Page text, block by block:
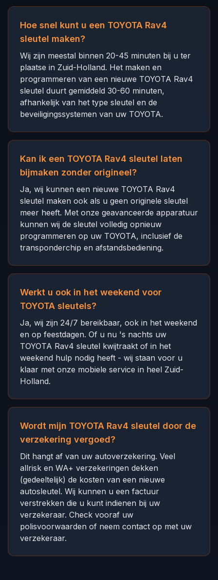
Hoe snel kunt u een TOYOTA Rav4
sleutel maken?
Wij zijn meestal binnen 20-45 minuten bij u ter
plaatse in Zuid-Holland. Het maken en
programmeren van een nieuwe TOYOTA Rav4
sleutel duurt gemiddeld 30-60 minuten,
afhankelijk van het type sleutel en de
beveiligingssystemen van uw TOYOTA.
Kan ik een TOYOTA Rav4 sleutel laten
bijmaken zonder origineel?
Ja, wij kunnen een nieuwe TOYOTA Rav4
sleutel maken ook als u geen originele sleutel
meer heeft. Met onze geavanceerde apparatuur
kunnen wij de sleutel volledig opnieuw
programmeren op uw TOYOTA, inclusief de
transponderchip en afstandsbediening.
Werkt u ook in het weekend voor
TOYOTA sleutels?
Ja, wij zijn 24/7 bereikbaar, ook in het weekend
en op feestdagen. Of u nu 's nachts uw
TOYOTA Rav4 sleutel kwijtraakt of in het
weekend hulp nodig heeft - wij staan voor u
klaar met onze mobiele service in heel Zuid-
Holland.
Wordt mijn TOYOTA Rav4 sleutel door de
verzekering vergoed?
Dit hangt af van uw autoverzekering. Veel
allrisk en WA+ verzekeringen dekken
(gedeeltelijk) de kosten van een nieuwe
autosleutel. Wij kunnen u een factuur
verstrekken die u kunt indienen bij uw
verzekeraar. Check vooraf uw
polisvoorwaarden of neem contact op met uw
verzekeraar.